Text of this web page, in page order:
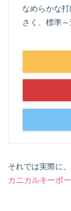
なめらかな
さく、標準
それでは実際に、
カニカルキーボ